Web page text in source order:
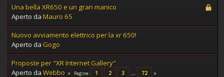
Una bella XR650 e un gran manico
Aperto da Mauro 65
Nuovo avviamento elettrico per la xr 650!
Aperto da Gogo
Proposte per "XR Internet Gallery"
Aperto da Webbo Pagine 1 2 3 ... 72